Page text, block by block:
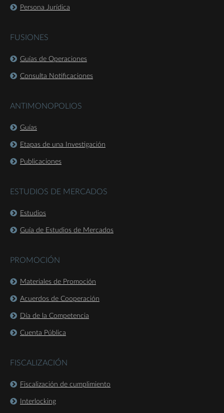
Persona Jurídica
FUSIONES
Guías de Operaciones
Consulta Notificaciones
ANTIMONOPOLIOS
Guías
Etapas de una Investigación
Publicaciones
ESTUDIOS DE MERCADOS
Estudios
Guía de Estudios de Mercados
PROMOCIÓN
Materiales de Promoción
Acuerdos de Cooperación
Día de la Competencia
Cuenta Pública
FISCALIZACIÓN
Fiscalización de cumplimiento
Interlocking